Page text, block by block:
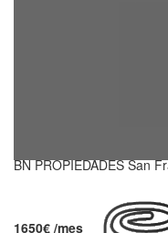
BN PROPIEDADES San
1650€ /mes